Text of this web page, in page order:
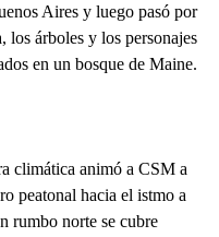
Aires y luego pasó por
los árboles y los personajes
en un bosque de Maine.
climática animó a CSM a
peatonal hacia el istmo a
rumbo norte se cubre